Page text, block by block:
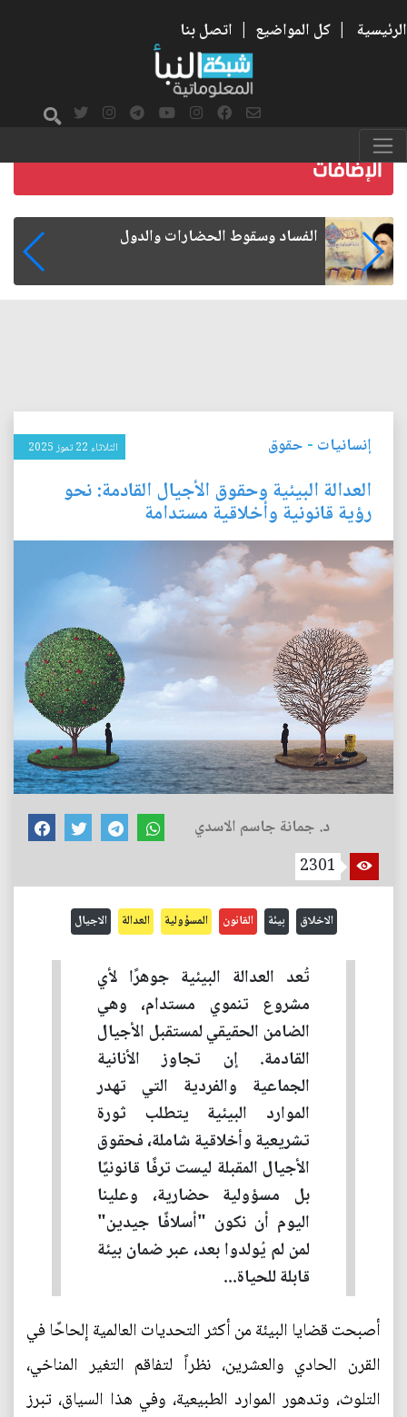
الرئيسية | كل المواضيع | اتصل بنا
رواتب الموظفين على صفيح ساخن
إنسانيات - حقوق الثلاثاء 22 تموز 2025
العدالة البيئية وحقوق الأجيال القادمة: نحو
رؤية قانونية وأخلاقية مستدامة
د. جمانة جاسم الاسدي
2301
الاخلاق بيئة القانون المسؤولية العدالة الاجيال
تُعد العدالة البيئية جوهرًا لأي
مشروع تنموي مستدام، وهي
الضامن الحقيقي لمستقبل الأجيال
القادمة. إن تجاوز الأنانية
الجماعية والفردية التي تهدر
الموارد البيئية يتطلب ثورة
تشريعية وأخلاقية شاملة، فحقوق
الأجيال المقبلة ليست ترفًا قانونيًا
بل مسؤولية حضارية، وعلينا
اليوم أن نكون "أسلافًا جيدين"
لمن لم يُولدوا بعد، عبر ضمان بيئة
قابلة للحياة...
أصبحت قضايا البيئة من أكثر التحديات العالمية إلحاحًا في
القرن الحادي والعشرين، نظراً لتفاقم التغير المناخي،
التلوث، وتدهور الموارد الطبيعية، وفي هذا السياق، تبرز